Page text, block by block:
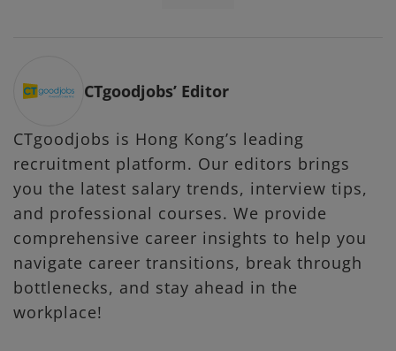
CTgoodjobs’ Editor
CTgoodjobs is Hong Kong’s leading
recruitment platform. Our editors brings
you the latest salary trends, interview tips,
and professional courses. We provide
comprehensive career insights to help you
navigate career transitions, break through
bottlenecks, and stay ahead in the
workplace!